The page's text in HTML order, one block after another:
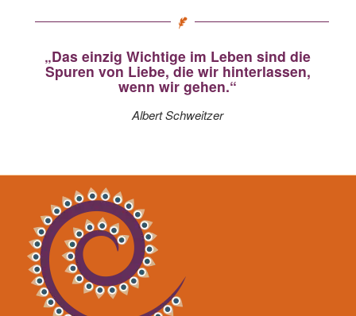
„Das einzig Wichtige im Leben sind die
Spuren von Liebe, die wir hinterlassen,
wenn wir gehen.“
Albert Schweitzer